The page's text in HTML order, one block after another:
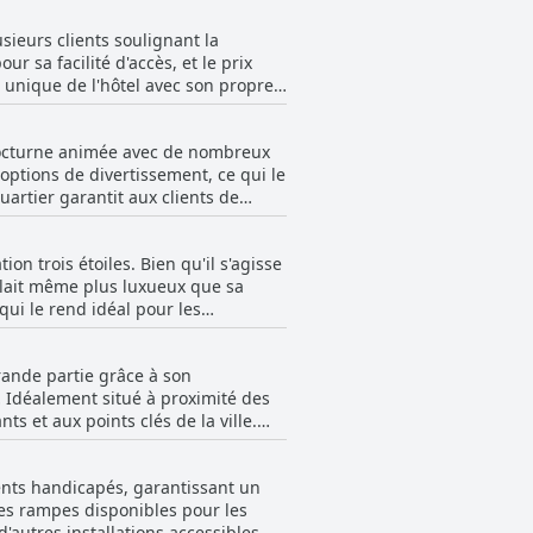
de chambre bien pensés et à
de se surpasser, a laissé
à son attitude professionnelle et
voyageurs à la recherche d'un
les expériences avec le
des problèmes de
clients soulignant la
sa facilité d'accès, et le prix
de l'hôtel avec son propre
pratique et sûr, offrant
difficile pour les véhicules
gratuit dans la rue est
peuvent pas obtenir de place
options de stationnement.
pratiques et accessibles en
animée avec de nombreux
de divertissement, ce qui le
garantit aux clients de
à du bruit la nuit. Les avis
ce qui peut parfois
la nuit provenant des bars
ayant le sommeil léger. Malgré
occasionnelles pour de
trois étoiles. Bien qu'il s'agisse
même plus luxueux que sa
le rend idéal pour les
la qualité. Les critiques ont
pour un hôtel de cette
voyageurs soucieux de leur
typique des hôtels
partie grâce à son
situé à proximité des
et aux points clés de la ville.
des sessions
remarques positives pour leurs
L'environnement commercial
handicapés, garantissant un
rampes disponibles pour les